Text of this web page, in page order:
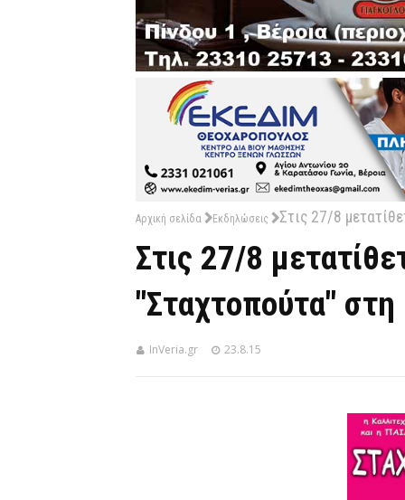
Αρχική σελίδα Εκδηλώσεις Στις 27/8
Στις 27/8
"Σταχτοπούτα" στη
InVeria.gr 23.8.15